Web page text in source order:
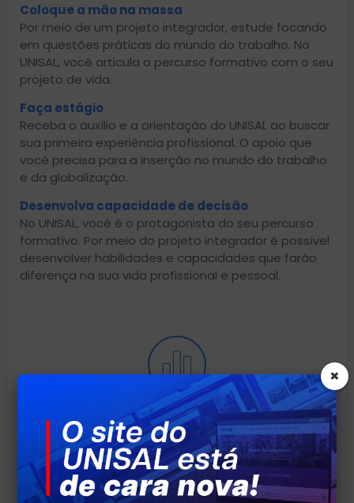
Coloque a mão na massa
Por meio de um projeto integrador, estude focando
em questões práticas do mundo do trabalho. No
UNISAL, você articula o percurso formativo com o seu
projeto de vida.
Faça estágio
Receba o auxílio e a orientação do UNISAL ao buscar
sua primeira experiência profissional. O apoio que
você precisa para a inserção no mundo do trabalho
e da globalização.
Desenvolva capacidade de decisão
No UNISAL, você é o protagonista do seu percurso
formativo. Por meio do projeto integrador é possível
desenvolver habilidades e capacidades que farão
diferença na sua vida profissional e pessoal.
ALTO ÍNDICE DE EMPREGABILIDADE
×